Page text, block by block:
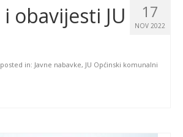
17
NOV 2022
obavijesti JU
posted in: Javne nabavke, JU Općinski komunalni